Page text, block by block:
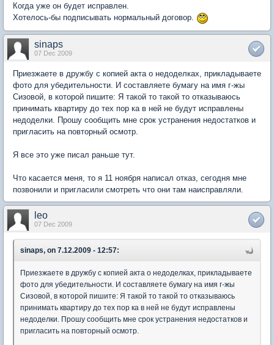
Когда уже он будет исправлен.
Хотелось-бы подписывать нормальный договор.
sinaps
07 Dec 2009
Приезжаете в дружбу с копией акта о недоделках, прикладываете
фото для убедительности. И составляете бумагу на имя г-жы
Сизовой, в которой пишите: Я такой то такой то отказываюсь
принимать квартиру до тех пор ка в ней не будут исправлены
недоделки. Прошу сообщить мне срок устранения недостатков и
пригласить на повторный осмотр.
Я все это уже писал раньше тут.
Что касается меня, то я 11 ноября написал отказ, сегодня мне
позвонили и пригласили смотреть что они там наисправляли.
leo
07 Dec 2009
sinaps, on 7.12.2009 - 12:57:
Приезжаете в дружбу с копией акта о недоделках, прикладываете
фото для убедительности. И составляете бумагу на имя г-жы
Сизовой, в которой пишите: Я такой то такой то отказываюсь
принимать квартиру до тех пор ка в ней не будут исправлены
недоделки. Прошу сообщить мне срок устранения недостатков и
пригласить на повторный осмотр.